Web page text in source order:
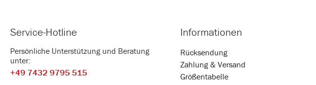
Service-Hotline
Persönliche Unterstützung und Beratung
unter:
+49 7432 9795 515
Informationen
Rücksendung
Zahlung & Versand
Größentabelle